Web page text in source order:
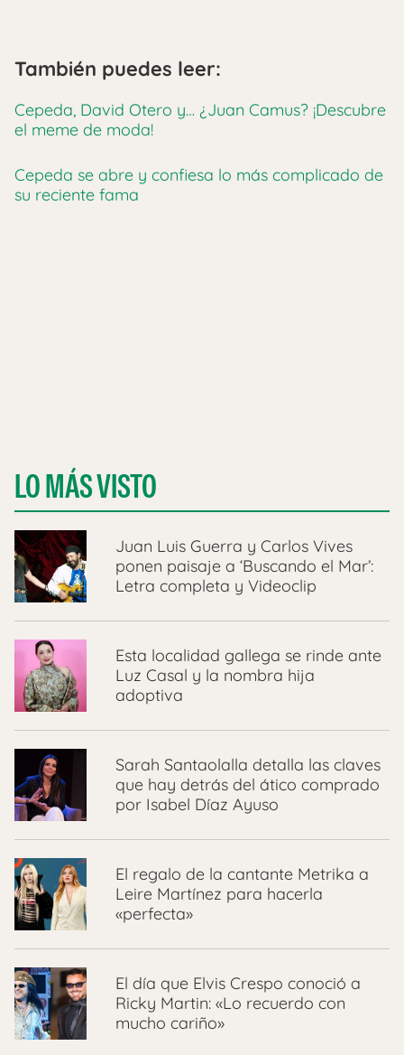
También puedes leer:
Cepeda, David Otero y… ¿Juan Camus? ¡Descubre
el meme de moda!
Cepeda se abre y confiesa lo más complicado de
su reciente fama
LO MÁS VISTO
Juan Luis Guerra y Carlos Vives
ponen paisaje a ‘Buscando el Mar’:
Letra completa y Videoclip
Esta localidad gallega se rinde ante
Luz Casal y la nombra hija
adoptiva
Sarah Santaolalla detalla las claves
que hay detrás del ático comprado
por Isabel Díaz Ayuso
El regalo de la cantante Metrika a
Leire Martínez para hacerla
«perfecta»
El día que Elvis Crespo conoció a
Ricky Martin: «Lo recuerdo con
mucho cariño»